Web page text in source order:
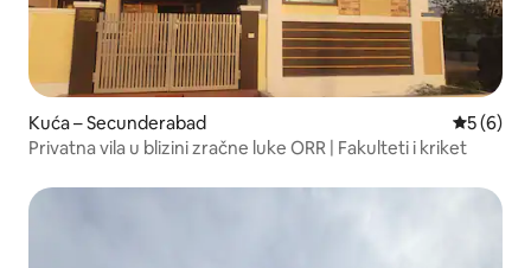
Kuća – Secunderabad
5 (6)
Privatna vila u blizini zračne luke ORR | Fakulteti i kriket